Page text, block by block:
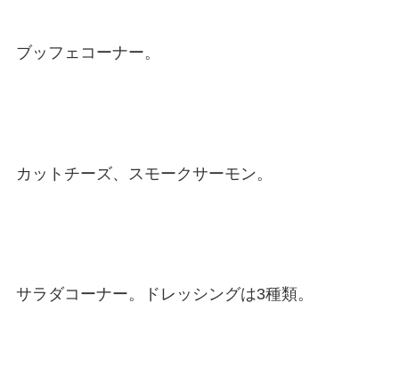
ブッフェコーナー。
カットチーズ、スモークサーモン。
サラダコーナー。ドレッシングは3種類。